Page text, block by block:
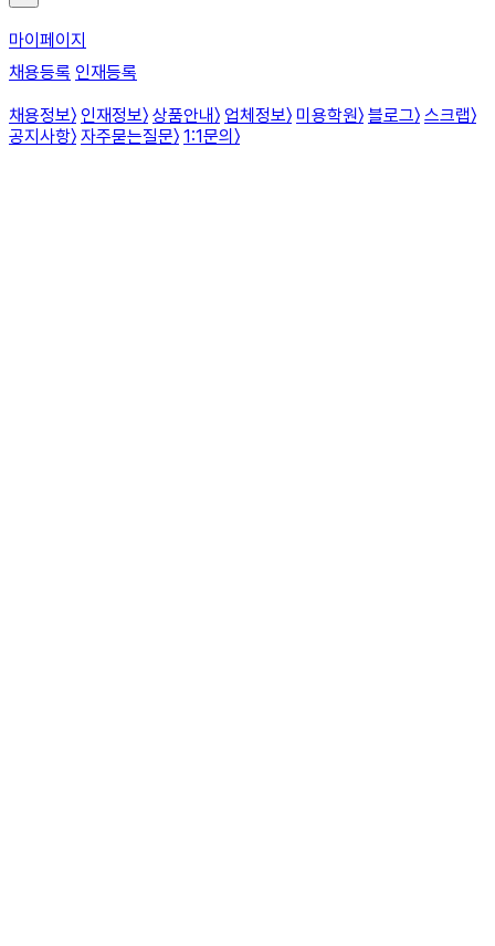
마이페이지
채용등록 인재등록
채용정보〉 인재정보〉 상품안내 〉 업체정보〉 미용학원〉 블로그〉 스크랩〉
공지사항〉 자주묻는질문〉 1:1문의 〉